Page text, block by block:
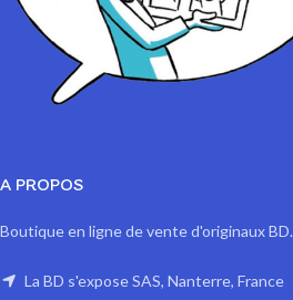
A PROPOS
Boutique en ligne de vente d'originaux BD.
La BD s'expose SAS, Nanterre, France